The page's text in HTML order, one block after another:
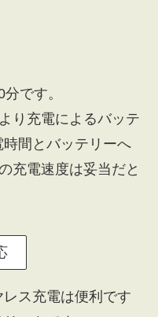
です。
り充電によるバッテ
間とバッテリーへ
充電速度は妥当だと
ス充電は便利です